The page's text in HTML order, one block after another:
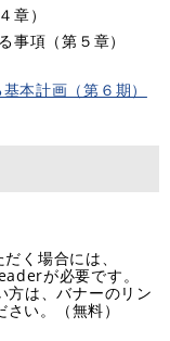
章）
事項（第５章）
本計画（第６期）
く場合には、
が必要です。
は、バナーのリン
い。（無料）